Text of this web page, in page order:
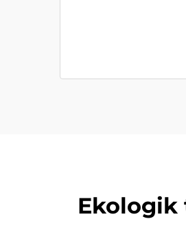
Ekologik